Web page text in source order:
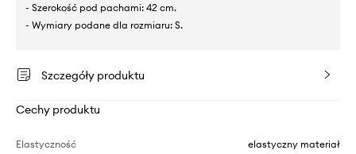
- Szerokość pod pachami: 42 cm.
- Wymiary podane dla rozmiaru: S.
Szczegóły produktu
Cechy produktu
Elastyczność elastyczny materiał